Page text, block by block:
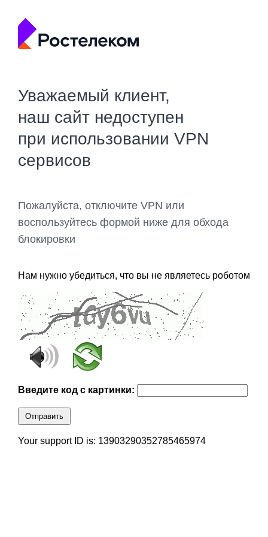
Уважаемый клиент,
наш сайт недоступен
при использовании VPN
сервисов
Пожалуйста, отключите VPN или
воспользуйтесь формой ниже для обхода
блокировки
Нам нужно убедиться, что вы не являетесь роботом
Введите код с картинки:
Отправить
Your support ID is: 13903290352785465974